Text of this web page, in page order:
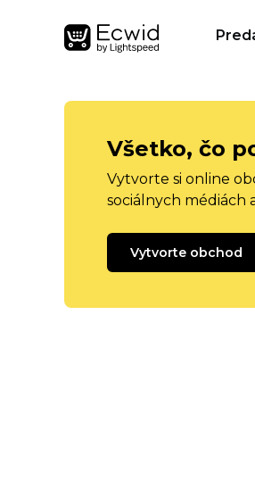
Všetko, čo
Vytvorte si online
sociálnych médiách
Vytvorte obchod